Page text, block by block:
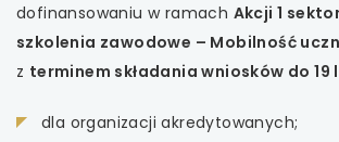
uwaga, link otwiera
uwaga, link otwiera
uwaga, link otwiera
dofinansowaniu w ramach Akcji 1
szkolenia zawodowe – Mobilność
z terminem składania wniosków do 19
dla organizacji akredytowanych;